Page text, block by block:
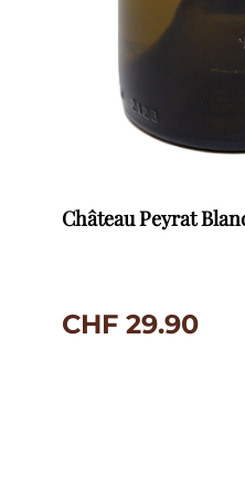
Château Peyrat
CHF 29.90